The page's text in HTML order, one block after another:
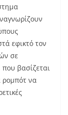
εφικτό τον
σε
βασίζεται
ρομπότ να